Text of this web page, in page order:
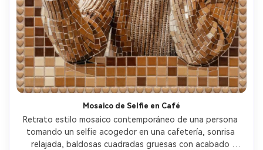
Mosaico de Selfie en Café
Retrato estilo mosaico contemporáneo de una persona
tomando un selfie acogedor en una cafetería, sonrisa
relajada, baldosas cuadradas gruesas con acabado